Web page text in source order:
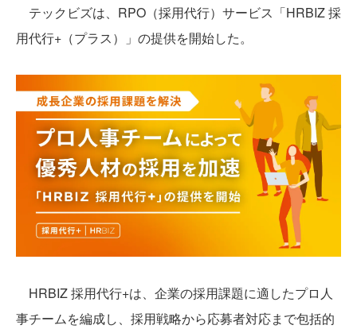
テックビズは、RPO（採用代行）サービス「HRBIZ 採
用代行+（プラス）」の提供を開始した。
HRBIZ 採用代行+は、企業の採用課題に適したプロ人
事チームを編成し、採用戦略から応募者対応まで包括的